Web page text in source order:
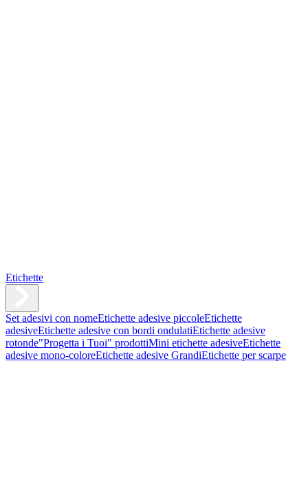
Etichette
Set adesivi con nomeEtichette adesive piccoleEtichette
adesiveEtichette adesive con bordi ondulatiEtichette adesive
rotonde"Progetta i Tuoi" prodottiMini etichette adesiveEtichette
adesive mono-coloreEtichette adesive GrandiEtichette per scarpe